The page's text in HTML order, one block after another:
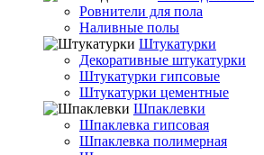
Ровнители для пола
Наливные полы
Штукатурки
Декоративные штукатурки
Штукатурки гипсовые
Штукатурки цементные
Шпаклевки
Шпаклевка гипсовая
Шпаклевка полимерная